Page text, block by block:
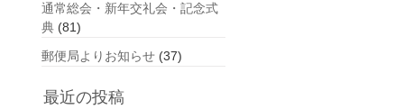
通常総会・新年交礼会・記念式
典 (81)
郵便局よりお知らせ (37)
最近の投稿